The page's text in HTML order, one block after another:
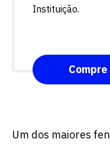
Um dos maiores
Instituição.